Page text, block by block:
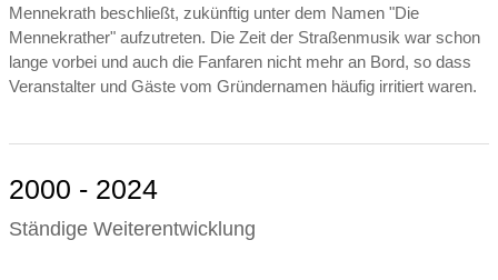
Mennekrath beschließt, zukünftig unter dem Namen "Die
Mennekrather" aufzutreten. Die Zeit der Straßenmusik war schon
lange vorbei und auch die Fanfaren nicht mehr an Bord, so dass
Veranstalter und Gäste vom Gründernamen häufig irritiert waren.
2000 - 2024
Ständige Weiterentwicklung